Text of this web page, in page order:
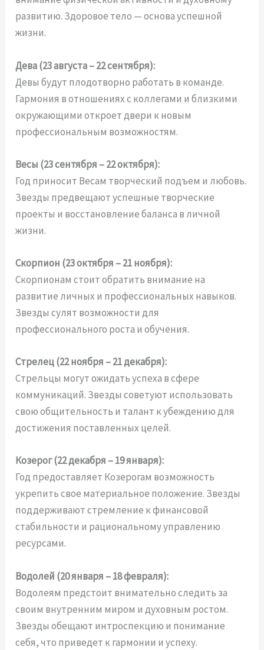
развитию. Здоровое тело — основа успешной
жизни.
Дева (23 августа – 22 сентября):
Девы будут плодотворно работать в команде.
Гармония в отношениях с коллегами и близкими
окружающими откроет двери к новым
профессиональным возможностям.
Весы (23 сентября – 22 октября):
Год приносит Весам творческий подъем и любовь.
Звезды предвещают успешные творческие
проекты и восстановление баланса в личной
жизни.
Скорпион (23 октября – 21 ноября):
Скорпионам стоит обратить внимание на
развитие личных и профессиональных навыков.
Звезды сулят возможности для
профессионального роста и обучения.
Стрелец (22 ноября – 21 декабря):
Стрельцы могут ожидать успеха в сфере
коммуникаций. Звезды советуют использовать
свою общительность и талант к убеждению для
достижения поставленных целей.
Козерог (22 декабря – 19 января):
Год предоставляет Козерогам возможность
укрепить свое материальное положение. Звезды
поддерживают стремление к финансовой
стабильности и рациональному управлению
ресурсами.
Водолей (20 января – 18 февраля):
Водолеям предстоит внимательно следить за
своим внутренним миром и духовным ростом.
Звезды обещают интроспекцию и понимание
себя, что приведет к гармонии и успеху.